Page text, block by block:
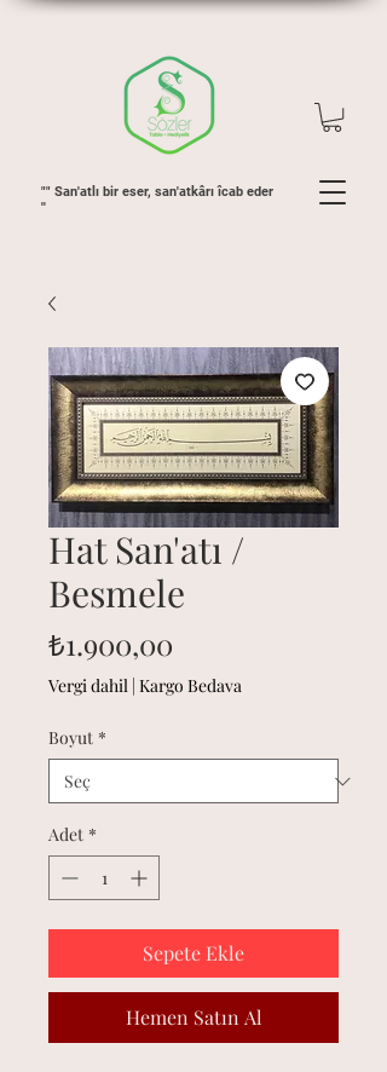
"" San'atlı bir eser, san'atkârı îcab eder
''
Hat San'atı /
Besmele
₺1.900,00
Vergi dahil Kargo Bedava
Boyut *
Adet *
Sepete Ekle
Hemen Satın Al